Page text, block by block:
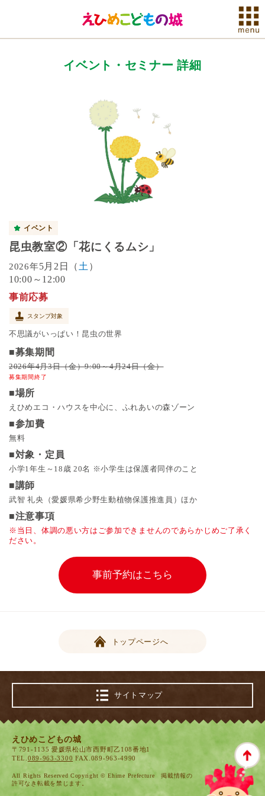
イベント・セミナー 詳細
イベント
昆虫教室②「花にくるムシ」
2026年5月2日（ 土 ）
10:00～12:00
事前応募
スタンプ対象
不思議がいっぱい！昆虫の世界
■募集期間
2026年4月3日（金）9:00～4月24日（金）
募集期間終了
■場所
えひめエコ・ハウスを中心に、ふれあいの森ゾーン
■参加費
無料
■対象・定員
小学1年生～18歳 20名 ※小学生は保護者同伴のこと
■講師
武智 礼央（愛媛県希少野生動植物保護推進員）ほか
■注意事項
※当日、体調の悪い方はご参加できませんのであらかじめご了承く
ださい。
事前予約はこちら
トップページへ
サイトマップ
えひめこどもの城
〒791-1135 愛媛県松山市西野町乙108番地1
TEL. 089-963-3300 FAX.089-963-4990
All Rights Reserved Copyright © Ehime Prefecture 掲載情報の
許可なき転載を禁じます。